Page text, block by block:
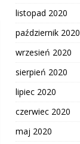
listopad 2020
październik 2020
wrzesień 2020
sierpień 2020
lipiec 2020
czerwiec 2020
maj 2020